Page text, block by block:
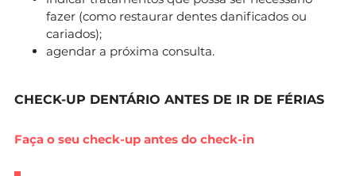
fazer (como restaurar dentes danificados ou
cariados);
agendar a próxima consulta.
CHECK-UP DENTÁRIO ANTES DE IR DE FÉRIAS
Faça o seu check-up antes do check-in